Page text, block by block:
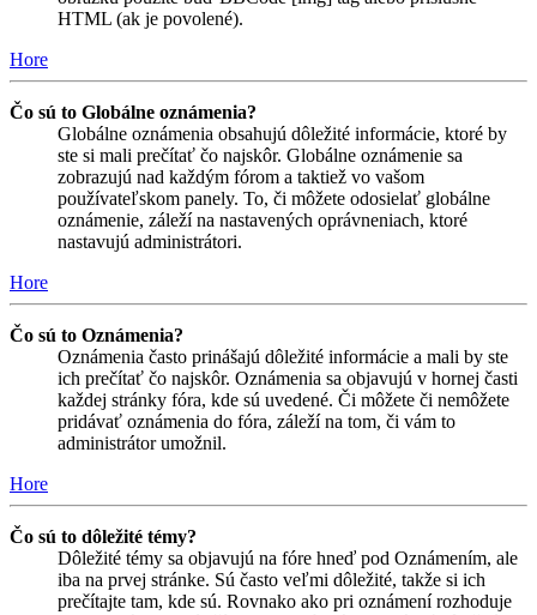
HTML (ak je povolené).
Hore
Čo sú to Globálne oznámenia?
Globálne oznámenia obsahujú dôležité informácie, ktoré by
ste si mali prečítať čo najskôr. Globálne oznámenie sa
zobrazujú nad každým fórom a taktiež vo vašom
používateľskom panely. To, či môžete odosielať globálne
oznámenie, záleží na nastavených oprávneniach, ktoré
nastavujú administrátori.
Hore
Čo sú to Oznámenia?
Oznámenia často prinášajú dôležité informácie a mali by ste
ich prečítať čo najskôr. Oznámenia sa objavujú v hornej časti
každej stránky fóra, kde sú uvedené. Či môžete či nemôžete
pridávať oznámenia do fóra, záleží na tom, či vám to
administrátor umožnil.
Hore
Čo sú to dôležité témy?
Dôležité témy sa objavujú na fóre hneď pod Oznámením, ale
iba na prvej stránke. Sú často veľmi dôležité, takže si ich
prečítajte tam, kde sú. Rovnako ako pri oznámení rozhoduje